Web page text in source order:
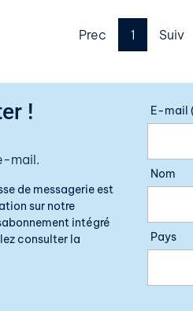
Prec 1 Suiv
!
mail.
de messagerie est
sur notre
intégré
consulter la
E-mail
Nom
Pays